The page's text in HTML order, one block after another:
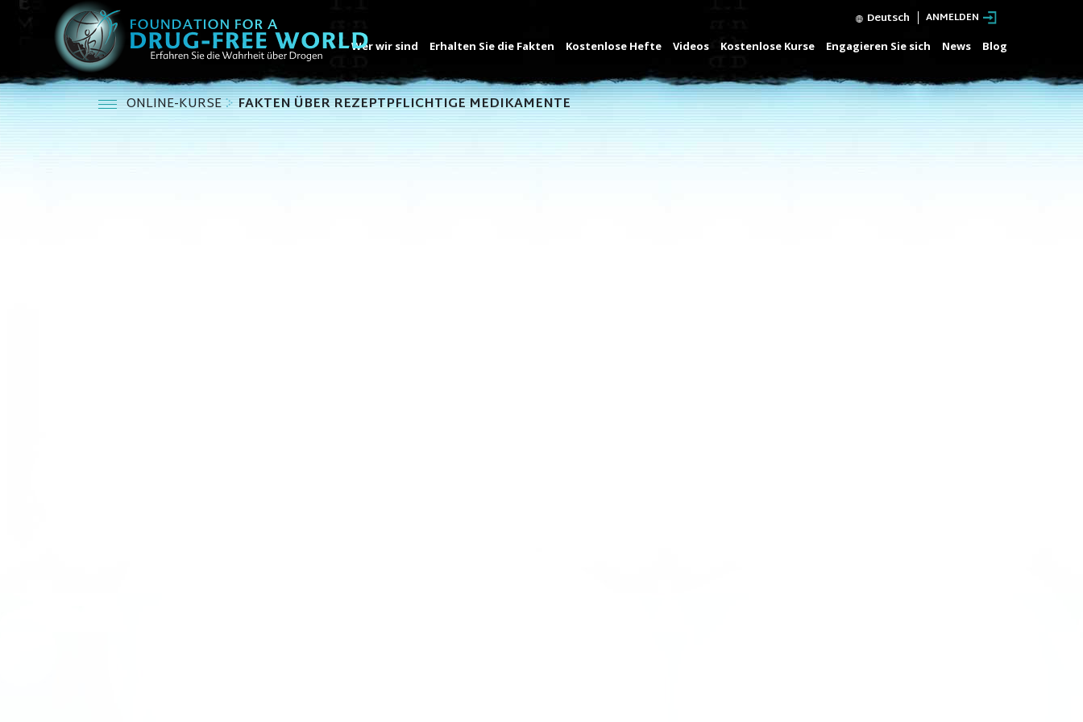
Deutsch ANMELDEN
Wer wir sind Erhalten Sie die Fakten Kostenlose Hefte Videos Kostenlose Kurse Engagieren Sie sich News Blog
ONLINE-KURSE FAKTEN ÜBER REZEPTPFLICHTIGE MEDIKAMENTE